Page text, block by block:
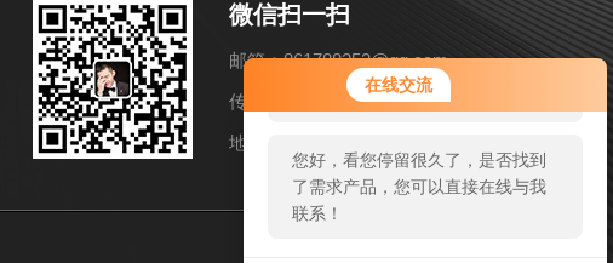
在线交流
您好！欢迎前来咨询，很高兴为您
服务，请问您要咨询什么问题呢？
您好，看您停留很久了，是否找到
了需求产品，您可以直接在线与我
联系！
微信扫一扫
邮箱：861788253@qq.com
传真：86-021-57858216
地址：上海市松江区洞泾镇长兴路652弄11号